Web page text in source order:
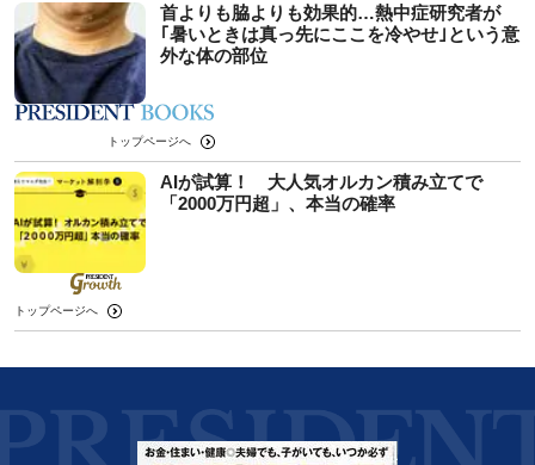
首よりも脇よりも効果的…熱中症研究者が
｢暑いときは真っ先にここを冷やせ｣という意
外な体の部位
トップページへ
AIが試算！ 大人気オルカン積み立てで
「2000万円超」、本当の確率
トップページへ